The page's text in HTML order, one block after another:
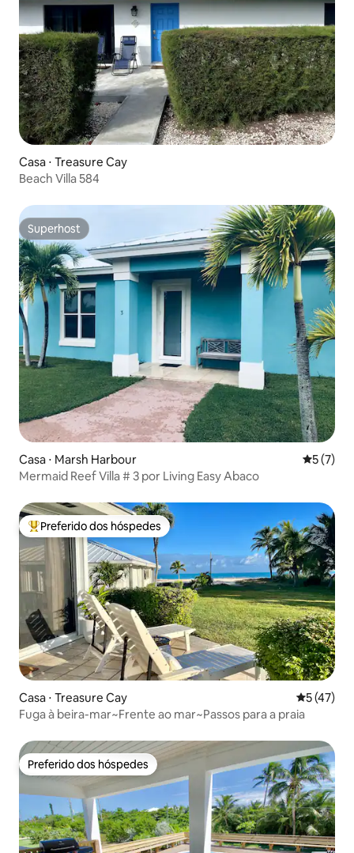
Casa ⋅ Treasure Cay
Beach Villa 584
Superhost
Superhost
Casa ⋅ Marsh Harbour 5 de
5 (7)
Mermaid Reef Villa # 3 por Living Easy Abaco
Entre os melhores preferidos dos hóspedes
Preferido dos hóspedes
Casa ⋅ Treasure Cay 5 de uma
5 (47)
Fuga à beira-mar~Frente ao mar~Passos para a praia
Preferido dos hóspedes
Preferido dos hóspedes